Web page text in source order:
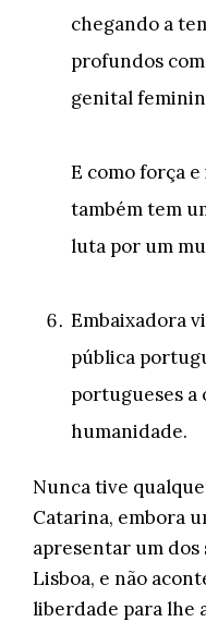
chegando a
profundos
genital
E como força
também tem
luta por um
Embaixadora
pública
portugueses a
humanidade.
Nunca tive
Catarina, embora
apresentar um dos
Lisboa, e não
liberdade para lhe